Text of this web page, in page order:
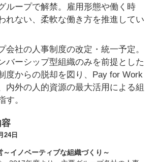
ループで解禁。雇用形態や働く時
れない、柔軟な働き方を推進してい
会社の人事制度の改定・統一予定。
バーシップ型組織のみを前提とした
度からの脱却を図り、Pay for Work
内外の人的資源の最大活用による組
す。
24日
～イノベーティブな組織づくり～